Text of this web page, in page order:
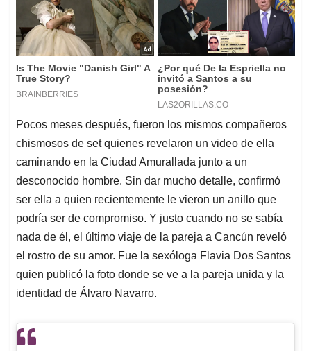
Pocos meses después, fueron los mismos compañeros
chismosos de set quienes revelaron un video de ella
caminando en la Ciudad Amurallada junto a un
desconocido hombre. Sin dar mucho detalle, confirmó
ser ella a quien recientemente le vieron un anillo que
podría ser de compromiso. Y justo cuando no se sabía
nada de él, el último viaje de la pareja a Cancún reveló
el rostro de su amor. Fue la sexóloga Flavia Dos Santos
quien publicó la foto donde se ve a la pareja unida y la
identidad de Álvaro Navarro.